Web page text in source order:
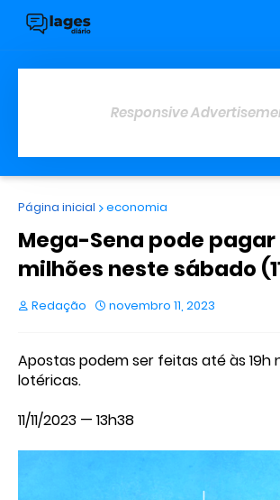
Responsive
Página inicial economia
Mega-Sena pode pagar
milhões neste sábado
Redação novembro 11, 2023
Apostas podem ser feitas até às 19h
lotéricas.
11/11/2023 — 13h38